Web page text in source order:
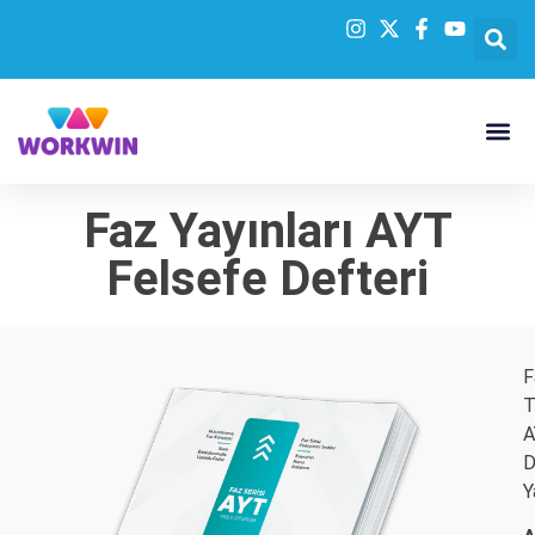
Faz Yayınları AYT
Felsefe Defteri